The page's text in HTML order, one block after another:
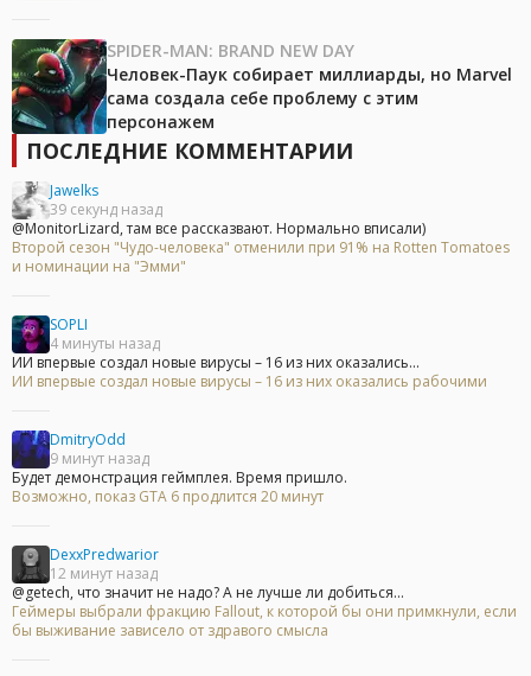
SPIDER-MAN: BRAND NEW DAY
Человек-Паук собирает миллиарды, но Marvel
сама создала себе проблему с этим
персонажем
ПОСЛЕДНИЕ КОММЕНТАРИИ
Jawelks
39 секунд назад
@MonitorLizard, там все рассказвают. Нормально вписали)
Второй сезон "Чудо-человека" отменили при 91% на Rotten Tomatoes
и номинации на "Эмми"
SOPLI
4 минуты назад
ИИ впервые создал новые вирусы – 16 из них оказались...
ИИ впервые создал новые вирусы – 16 из них оказались рабочими
DmitryOdd
9 минут назад
Будет демонстрация геймплея. Время пришло.
Возможно, показ GTA 6 продлится 20 минут
DexxPredwarior
12 минут назад
@getech, что значит не надо? А не лучше ли добиться...
Геймеры выбрали фракцию Fallout, к которой бы они примкнули, если
бы выживание зависело от здравого смысла